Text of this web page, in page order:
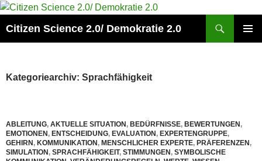
Zum
springen
Citizen Science 2.0/ Demokratie 2.0
Kategoriearchiv: Sprachfähigkeit
ABLEITUNG, AKTUELLE SITUATION, BEDÜRFNISSE, BEWERTUNGEN,
EMOTIONEN, ENTSCHEIDUNG, EVALUATION, EXPERTENGRUPPE,
GEHIRN, KOMMUNIKATION, MENSCHLICHER EXPERTE, PRÄFERENZEN,
SIMULATION, SPRACHFÄHIGKEIT, STIMMUNGEN, SYMBOLISCHE